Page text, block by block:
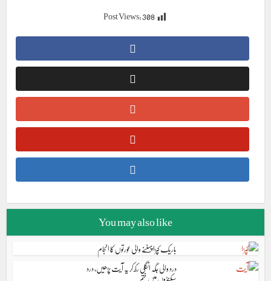
Post Views:308
You may also like
باریک کپڑا پہننے والی عورتوں کا انجام
درد والی جگہ انگلی رکھ کر یہ آیت پڑھیں، درد